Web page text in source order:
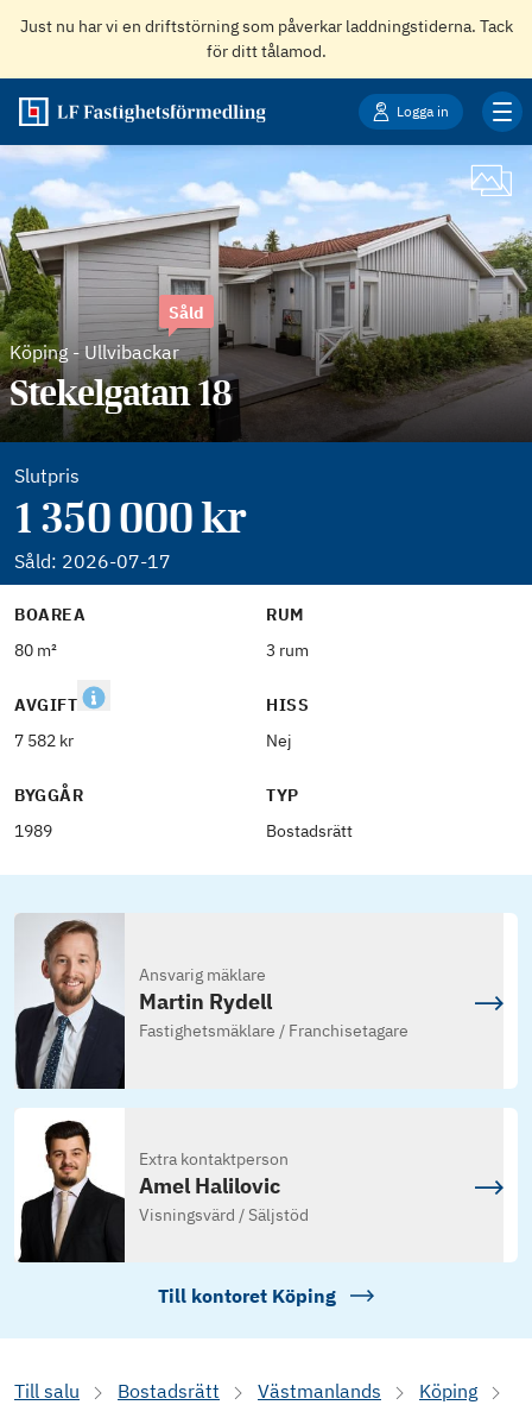
Just nu har vi en driftstörning som påverkar laddningstiderna. Tack
för ditt tålamod.
Logga in
Köping - Ullvibackar
Såld
Stekelgatan 18
Slutpris
1 350 000 kr
Såld: 2026-07-17
BOAREA
80 m²
RUM
3 rum
AVGIFT
7 582 kr
HISS
Nej
BYGGÅR
1989
TYP
Bostadsrätt
Ansvarig mäklare
Martin Rydell
Fastighetsmäklare / Franchisetagare
Extra kontaktperson
Amel Halilovic
Visningsvärd / Säljstöd
Till kontoret Köping
Till salu Bostadsrätt Västmanlands
Köping